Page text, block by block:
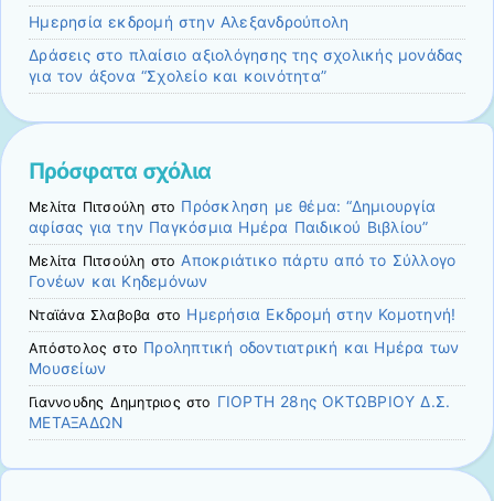
Ημερησία εκδρομή στην Αλεξανδρούπολη
Δράσεις στο πλαίσιο αξιολόγησης της σχολικής μονάδας
για τον άξονα “Σχολείο και κοινότητα”
Πρόσφατα σχόλια
Μελίτα Πιτσούλη στο Πρόσκληση με θέμα: “Δημιουργία
αφίσας για την Παγκόσμια Ημέρα Παιδικού Βιβλίου”
Μελίτα Πιτσούλη στοΑποκριάτικο πάρτυ από το Σύλλογο
Γονέων και Κηδεμόνων
Νταϊάνα Σλαβοβα στο Ημερήσια Εκδρομή στην Κομοτηνή!
Απόστολος στο Προληπτική οδοντιατρική και Ημέρα των
Μουσείων
Γιαννουδηϛ Δημητριοϛ στο ΓΙΟΡΤΗ 28ης ΟΚΤΩΒΡΙΟΥ Δ.Σ.
ΜΕΤΑΞΑΔΩΝ